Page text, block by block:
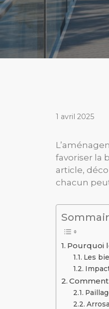
1 avril 2025
favoriser la
article,
chacun
Pourquoi
Les